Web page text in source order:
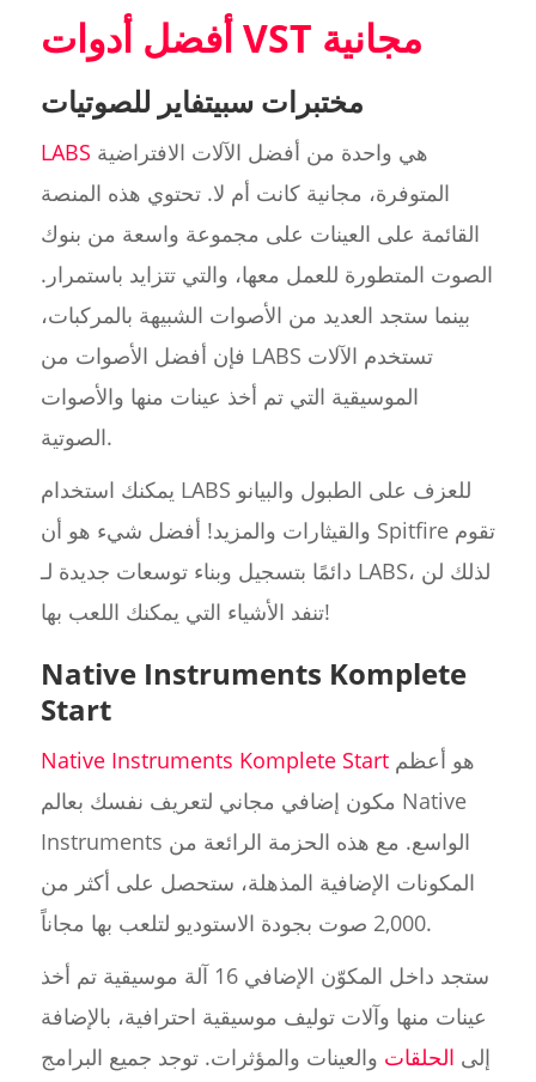
أفضل أدوات VST مجانية
مختبرات سبيتفاير للصوتيات
LABS
المتوفرة، مجانية كانت أم لا. تحتوي هذه المنصة
القائمة على العينات على مجموعة واسعة من بنوك
الصوت المتطورة للعمل معها، والتي تتزايد باستمرار.
بينما ستجد العديد من الأصوات الشبيهة بالمركبات،
فإن أفضل الأصوات من LABS تستخدم الآلات
الموسيقية التي تم أخذ عينات منها والأصوات
الصوتية.
يمكنك استخدام LABS للعزف على الطبول والبيانو
والقيثارات والمزيد! أفضل شيء هو أن Spitfire تقوم
دائمًا بتسجيل وبناء توسعات جديدة لـ LABS، لذلك لن
تنفد الأشياء التي يمكنك اللعب بها!
Native Instruments Komplete
Start
Native Instruments Komplete Startهو أعظم
مكون إضافي مجاني لتعريف نفسك بعالم Native
Instruments الواسع. مع هذه الحزمة الرائعة من
المكونات الإضافية المذهلة، ستحصل على أكثر من
2,000 صوت بجودة الاستوديو لتلعب بها مجاناً.
ستجد داخل المكوّن الإضافي 16 آلة موسيقية تم أخذ
عينات منها وآلات توليف موسيقية احترافية، بالإضافة
إلى الحلقات والعينات والمؤثرات. توجد جميع البرامج